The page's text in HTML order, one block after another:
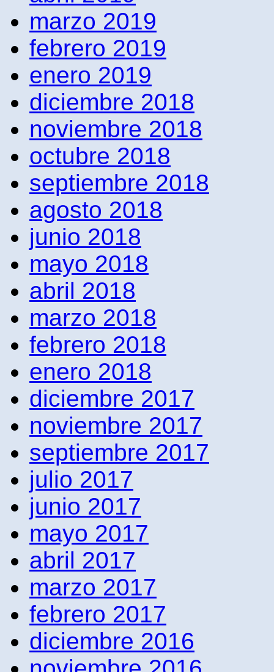
marzo 2019
febrero 2019
enero 2019
diciembre 2018
noviembre 2018
octubre 2018
septiembre 2018
agosto 2018
junio 2018
mayo 2018
abril 2018
marzo 2018
febrero 2018
enero 2018
diciembre 2017
noviembre 2017
septiembre 2017
julio 2017
junio 2017
mayo 2017
abril 2017
marzo 2017
febrero 2017
diciembre 2016